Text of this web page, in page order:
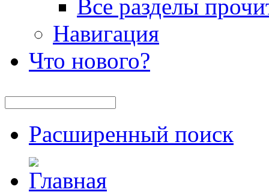
Все разделы
Навигация
Что нового?
Расширенный поиск